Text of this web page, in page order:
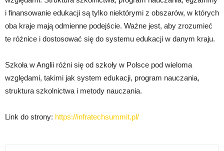
i finansowanie edukacji są tylko niektórymi z obszarów, w których
oba kraje mają odmienne podejście. Ważne jest, aby zrozumieć
te różnice i dostosować się do systemu edukacji w danym kraju.
Szkoła w Anglii różni się od szkoły w Polsce pod wieloma
względami, takimi jak system edukacji, program nauczania,
struktura szkolnictwa i metody nauczania.
Link do strony: https://infratechsummit.pl/